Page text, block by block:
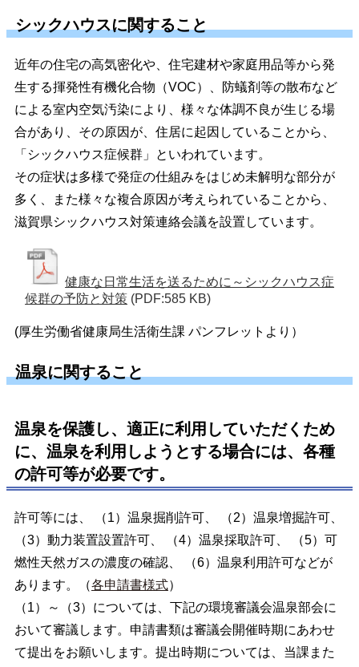
シックハウスに関すること
近年の住宅の高気密化や、住宅建材や家庭用品等から発
生する揮発性有機化合物（VOC）、防蟻剤等の散布など
による室内空気汚染により、様々な体調不良が生じる場
合があり、その原因が、住居に起因していることから、
「シックハウス症候群」といわれています。
その症状は多様で発症の仕組みをはじめ未解明な部分が
多く、また様々な複合原因が考えられていることから、
滋賀県シックハウス対策連絡会議を設置しています。
健康な日常生活を送るために～シックハウス症
候群の予防と対策 (PDF:585 KB)
(厚生労働省健康局生活衛生課 パンフレットより）
温泉に関すること
温泉を保護し、適正に利用していただくため
に、温泉を利用しようとする場合には、各種
の許可等が必要です。
許可等には、 （1）温泉掘削許可、 （2）温泉増掘許可、
（3）動力装置設置許可、 （4）温泉採取許可、 （5）可
燃性天然ガスの濃度の確認、 （6）温泉利用許可などが
あります。（各申請書様式）
（1）～（3）については、下記の環境審議会温泉部会に
おいて審議します。申請書類は審議会開催時期にあわせ
て提出をお願いします。提出時期については、当課また